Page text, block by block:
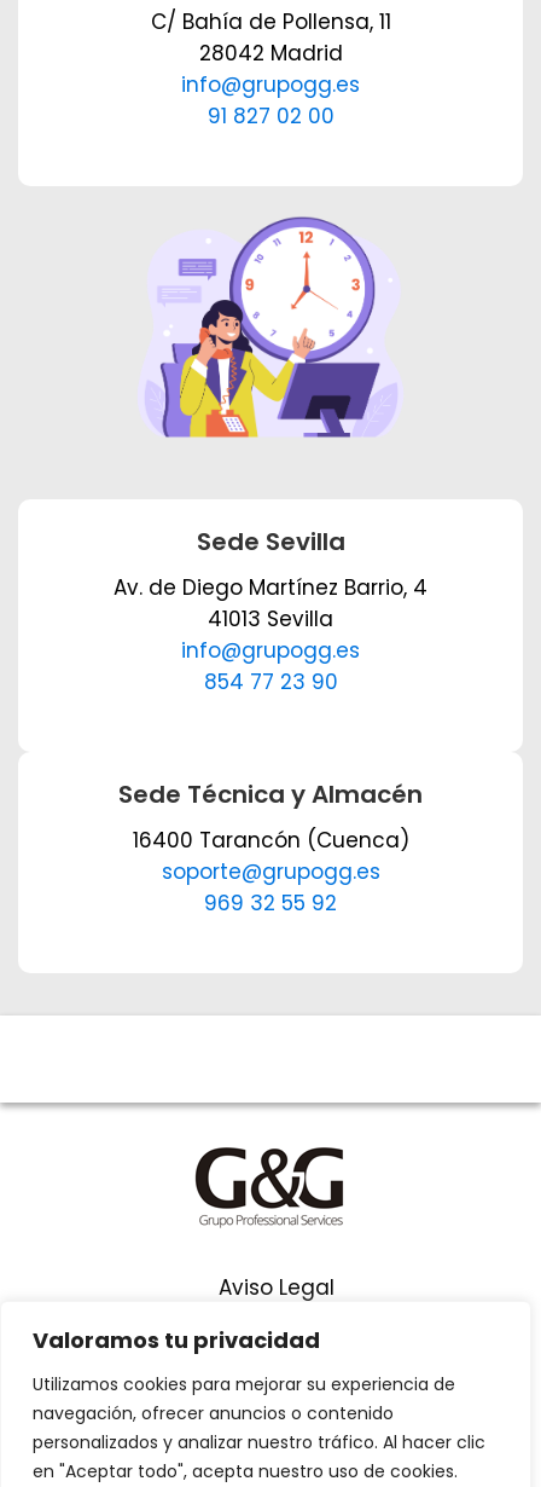
Valoramos tu privacidad
Utilizamos cookies para mejorar su experiencia de
navegación, ofrecer anuncios o contenido
personalizados y analizar nuestro tráfico. Al hacer clic
en "Aceptar todo", acepta nuestro uso de cookies.
C/ Bahía de Pollensa, 11
28042 Madrid
info@grupogg.es
91 827 02 00
Sede Sevilla
Av. de Diego Martínez Barrio, 4
41013 Sevilla
info@grupogg.es
854 77 23 90
Sede Técnica y Almacén
16400 Tarancón (Cuenca)
soporte@grupogg.es
969 32 55 92
Aviso Legal
Términos y Condiciones
Síguenos en Youtube